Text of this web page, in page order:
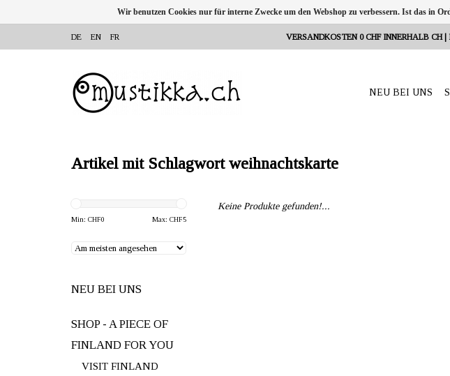
DE EN FR VERSANDKOSTEN 0 CHF INNERHALB CH |
NEU BEI UNS
Artikel mit Schlagwort weihnachtskarte
Min: CHF0 Max: CHF5
NEU BEI UNS
SHOP - A PIECE OF
FINLAND FOR YOU
VISIT FINLAND
Keine Produkte gefunden!...
Wir benutzen Cookies nur für interne Zwecke um den Webshop zu verbessern. Ist das in